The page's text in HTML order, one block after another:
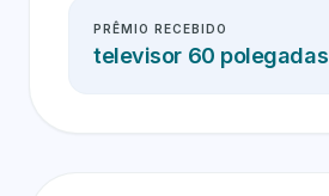
PRÊMIO RECEBIDO
televisor 60 polegadas